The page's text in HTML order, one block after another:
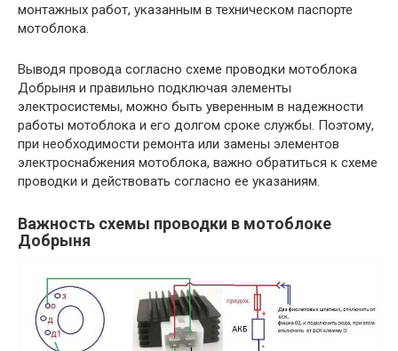
монтажных работ, указанным в техническом паспорте
мотоблока.
Выводя провода согласно схеме проводки мотоблока
Добрыня и правильно подключая элементы
электросистемы, можно быть уверенным в надежности
работы мотоблока и его долгом сроке службы. Поэтому,
при необходимости ремонта или замены элементов
электроснабжения мотоблока, важно обратиться к схеме
проводки и действовать согласно ее указаниям.
Важность схемы проводки в мотоблоке
Добрыня